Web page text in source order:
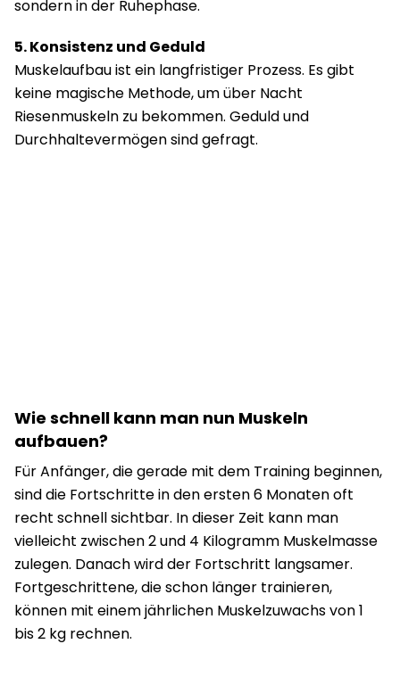
sondern in der Ruhephase.
5. Konsistenz und Geduld
Muskelaufbau ist ein langfristiger Prozess. Es gibt
keine magische Methode, um über Nacht
Riesenmuskeln zu bekommen. Geduld und
Durchhaltevermögen sind gefragt.
Wie schnell kann man nun Muskeln
aufbauen?
Für Anfänger, die gerade mit dem Training beginnen,
sind die Fortschritte in den ersten 6 Monaten oft
recht schnell sichtbar. In dieser Zeit kann man
vielleicht zwischen 2 und 4 Kilogramm Muskelmasse
zulegen. Danach wird der Fortschritt langsamer.
Fortgeschrittene, die schon länger trainieren,
können mit einem jährlichen Muskelzuwachs von 1
bis 2 kg rechnen.